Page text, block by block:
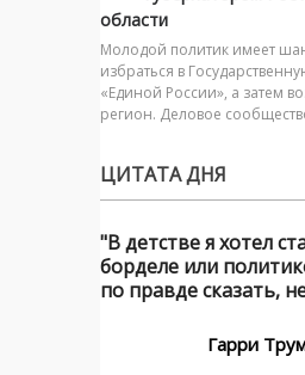
области
Молодой политик имеет
избраться в
«Единой России», а затем
регион. Деловое
ЦИТАТА ДНЯ
"В детстве я хотел
борделе или
по правде сказать,
Гарри